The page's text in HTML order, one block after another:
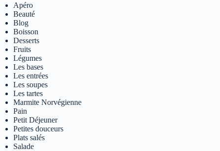
Apéro
Beauté
Blog
Boisson
Desserts
Fruits
Légumes
Les bases
Les entrées
Les soupes
Les tartes
Marmite Norvégienne
Pain
Petit Déjeuner
Petites douceurs
Plats salés
Salade